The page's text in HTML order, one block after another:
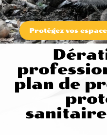
Protégez vos
plan de